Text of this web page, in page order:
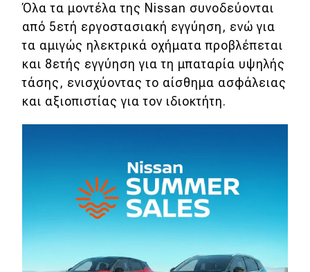
Αγώνες
Formula 1
WRC
Motorsport
Τεχνολογία
Mobility
Σταθμοί φόρτισης
Όλα τα μοντέλα της Nissan συνοδεύονται
από 5ετή εργοστασιακή εγγύηση, ενώ για
τα αμιγώς ηλεκτρικά οχήματα προβλέπεται
και 8ετής εγγύηση για τη μπαταρία υψηλής
τάσης, ενισχύοντας το αίσθημα ασφάλειας
και αξιοπιστίας για τον ιδιοκτήτη.